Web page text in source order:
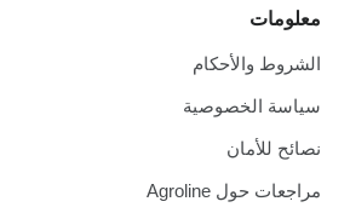
معلومات
الشروط والأحكام
سياسة الخصوصية
نصائح للأمان
مراجعات حول Agroline